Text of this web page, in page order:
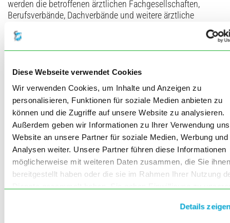
Diese Webseite verwendet Cookies
Wir verwenden Cookies, um Inhalte und Anzeigen zu
personalisieren, Funktionen für soziale Medien anbieten zu
können und die Zugriffe auf unsere Website zu analysieren.
Außerdem geben wir Informationen zu Ihrer Verwendung
Website an unsere Partner für soziale Medien, Werbung und
Analysen weiter. Unsere Partner führen diese Informationen
möglicherweise mit weiteren Daten zusammen, die Sie ihnen
bereitgestellt haben oder die sie im Rahmen Ihrer Nutzung
Details
werden die betroffenen ärztlichen Fachgesellschaften,
Berufsverbände, Dachverbände und weitere ärztliche
Bereich der elektronischen Plattform WIKI-BÄK transparent
und umfangreich beteiligt. Mit Blick auf die ambulante
Diskussionen auf dem Ärztetag zu erwarten, insbesondere
über deren Finanzierung. Nach Inkrafttreten des
Patientenrechtegesetzes im Jahr 2013 wurde die
Musterberufsordnung (MBO-Ä) auf eventuellen
Änderungsbedarf überprüft. Heraus kam ein
Teilnovellierungsbedarf der MBO-Ä beim geregelten
Einsichtnahme-Recht der Patienten in die ärztliche
Dokumentation (§ 10); § 15 soll an die neu verabschiedete
Deklaration von Helsinki angepasst werden; § 18 soll aus
verfassungsrechtlichen Gründen gekürzt werden und in §